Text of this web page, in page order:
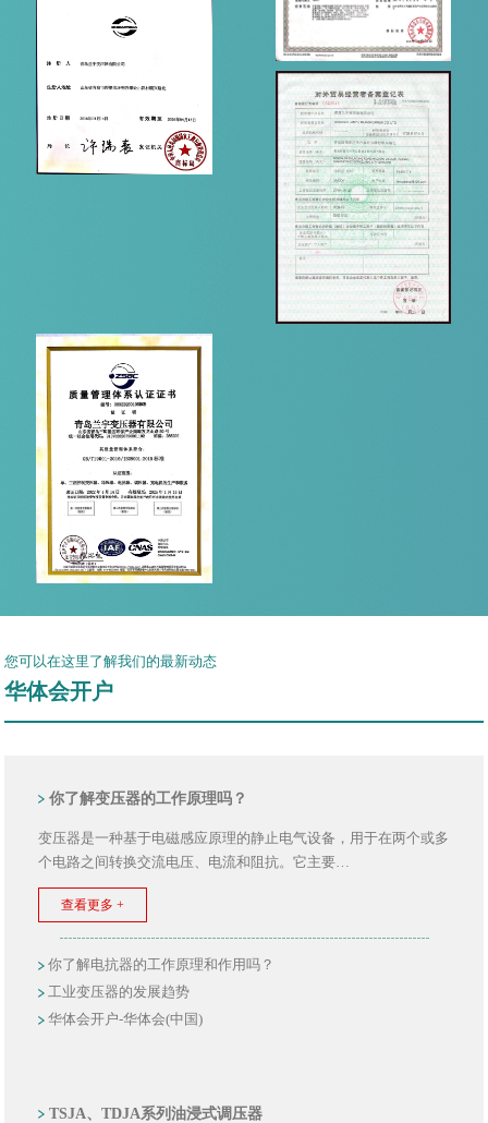
您可以在这里了解我们的最新动态
华体会开户
你了解变压器的工作原理吗？
变压器是一种基于电磁感应原理的静止电气设备，用于在两个或多
个电路之间转换交流电压、电流和阻抗。它主要…
查看更多 +
你了解电抗器的工作原理和作用吗？
工业变压器的发展趋势
华体会开户-华体会(中国)
TSJA、TDJA系列油浸式调压器